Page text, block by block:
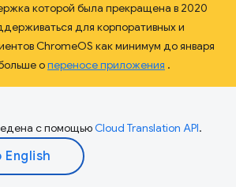
которой была прекращена в 2020
для корпоративных и
ChromeOS как минимум до января
опереносе приложения .
с помощьюCloud Translation API.